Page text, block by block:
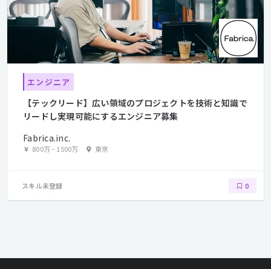
エンジニア
【テックリード】広い領域のプロジェクトを技術と知識で
リードし実現可能にするエンジニア募集
Fabrica.inc.
800万~1500万 東京
スキル未登録 0